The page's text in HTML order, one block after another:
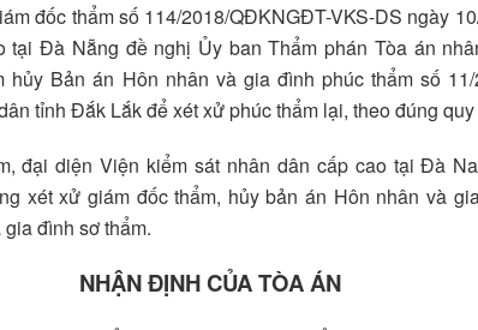
đốc thẩm số 114/2018/QĐKNGĐT-VKS-DS ngày
tại Đà Nẵng đề nghị Ủy ban Thẩm phán Tòa án
hủy Bản án Hôn nhân và gia đình phúc thẩm số
tỉnh Đắk Lắk để xét xử phúc thẩm lại, theo đúng
đại diện Viện kiểm sát nhân dân cấp cao tại Đà
xét xử giám đốc thẩm, hủy bản án Hôn nhân và
đình sơ thẩm.
NHẬN ĐỊNH CỦA TÒA ÁN